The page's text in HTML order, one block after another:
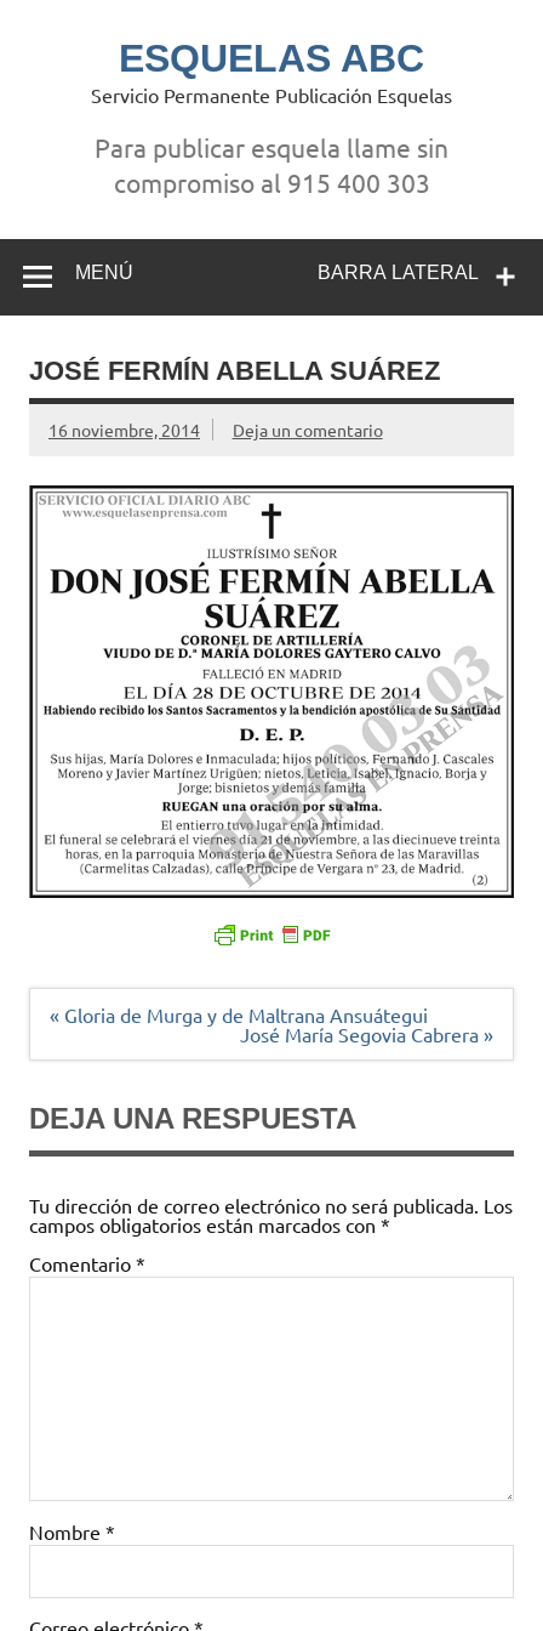
ESQUELAS ABC
Servicio Permanente Publicación Esquelas
Para publicar esquela llame sin
compromiso al 915 400 303
BARRA LATERAL
MENÚ
JOSÉ FERMÍN ABELLA SUÁREZ
16 noviembre, 2014 Deja un comentario
Navegación
« Gloria de Murga y de Maltrana Ansuátegui
José María Segovia Cabrera »
DEJA UNA RESPUESTA
Tu dirección de correo electrónico no será publicada. Los
campos obligatorios están marcados con *
Comentario *
Nombre *